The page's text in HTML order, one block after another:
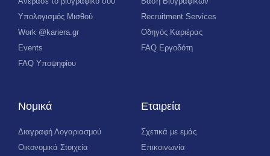
Υπολογισμός Μισθού
Work @kariera.gr
Events
FAQ Υποψηφίου
Recruitment Services
Οδηγός Καριέρας
FAQ Εργοδότη
Νομικά
Διαγραφή Λογαριασμού
Οικονομικά Στοιχεία
Εταιρεία
Σχετικά με εμάς
Επικοινωνία